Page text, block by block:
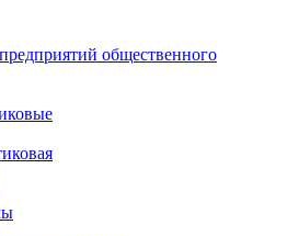
общественного